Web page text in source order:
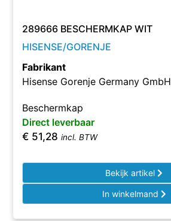
289666 BESCHERMKAP WIT
HISENSE/GORENJE
Fabrikant
Hisense Gorenje Germany GmbH
Beschermkap
Direct leverbaar
€ 51,28 incl. BTW
Bekijk artikel
In winkelmand